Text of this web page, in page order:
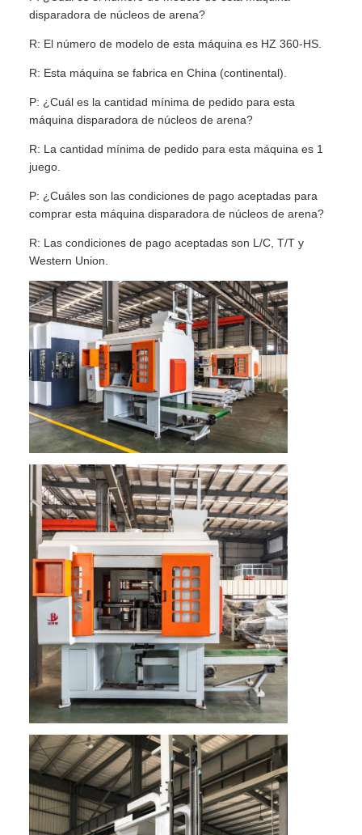
disparadora de núcleos de arena?
R: El número de modelo de esta máquina es HZ 360-HS.
R: Esta máquina se fabrica en China (continental).
P: ¿Cuál es la cantidad mínima de pedido para esta
máquina disparadora de núcleos de arena?
R: La cantidad mínima de pedido para esta máquina es 1
juego.
P: ¿Cuáles son las condiciones de pago aceptadas para
comprar esta máquina disparadora de núcleos de arena?
R: Las condiciones de pago aceptadas son L/C, T/T y
Western Union.